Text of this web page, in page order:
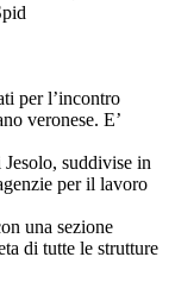
per l’incontro
veronese. E’
suddivise in
per il lavoro
una sezione
di tutte le strutture